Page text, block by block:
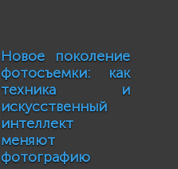
Новое поколение
фотосъемки: как
техника и
искусственный
интеллект
меняют
фотографию